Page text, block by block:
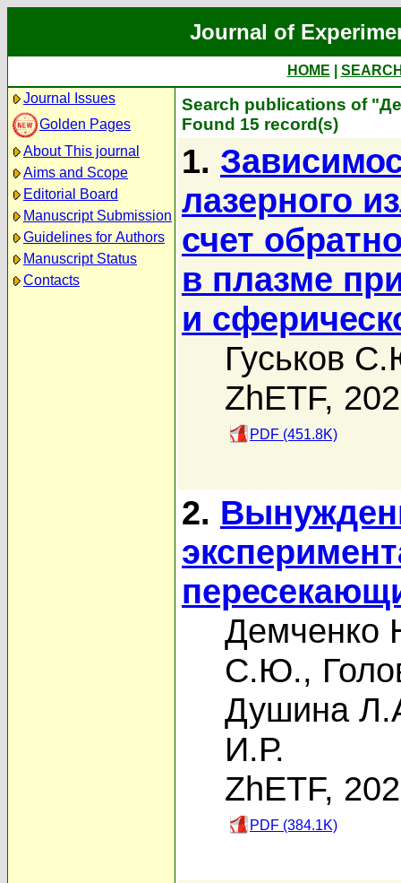
Journal of
HOME
Journal Issues
Golden Pages
About This journal
Aims and Scope
Editorial Board
Manuscript Submission
Guidelines for Authors
Manuscript Status
Contacts
Search publications of
Found 15 record(s)
1.
лазерного
счет
в плазме
и
Гуськов
ZhETF,
PDF (451.8K)
2.
Демченко
С.Ю.,
Душина
И.Р.
ZhETF,
PDF (384.1K)